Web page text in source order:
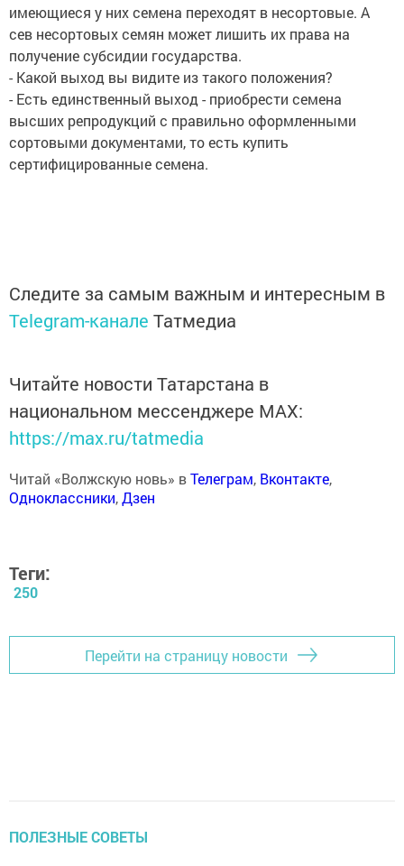
имеющиеся у них семена переходят в несортовые. А
сев несортовых семян может лишить их права на
получение субсидии государства.
- Какой выход вы видите из такого положения?
- Есть единственный выход - приобрести семена
высших репродукций с правильно оформленными
сортовыми документами, то есть купить
сертифицированные семена.
Следите за самым важным и интересным в
Telegram-канале Татмедиа
Читайте новости Татарстана в
национальном мессенджере MАХ:
https://max.ru/tatmedia
Читай «Волжскую новь» вТелеграм, Вконтакте,
Одноклассники,Дзен
Теги:
250
Перейти на страницу новости
ПОЛЕЗНЫЕ СОВЕТЫ